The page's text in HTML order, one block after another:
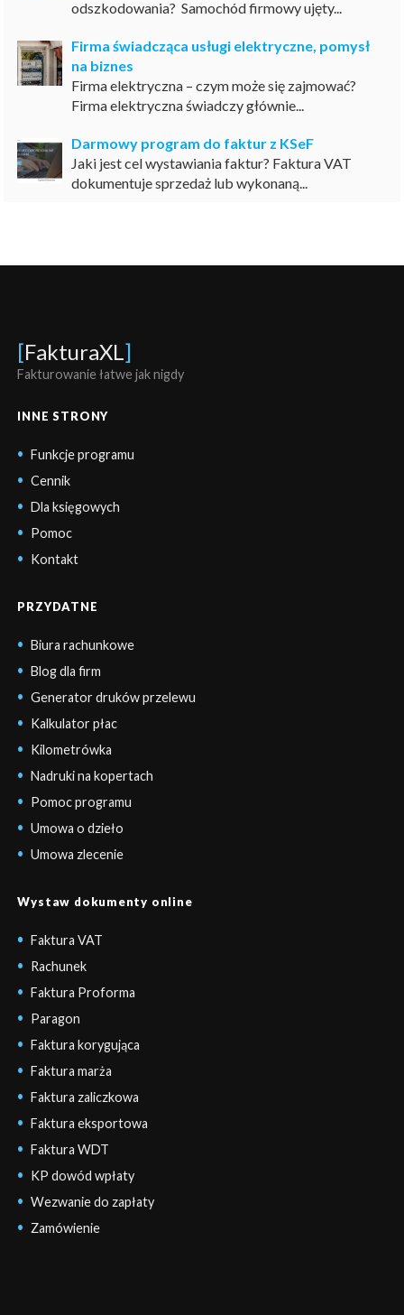
odszkodowania? Samochód firmowy ujęty...
Firma świadcząca usługi elektryczne, pomysł
na biznes
Firma elektryczna – czym może się zajmować?
Firma elektryczna świadczy głównie...
Darmowy program do faktur z KSeF
Jaki jest cel wystawiania faktur? Faktura VAT
dokumentuje sprzedaż lub wykonaną...
[FakturaXL ]
Fakturowanie łatwe jak nigdy
INNE STRONY
Funkcje programu
Cennik
Dla księgowych
Pomoc
Kontakt
PRZYDATNE
Biura rachunkowe
Blog dla firm
Generator druków przelewu
Kalkulator płac
Kilometrówka
Nadruki na kopertach
Pomoc programu
Umowa o dzieło
Umowa zlecenie
Wystaw dokumenty online
Faktura VAT
Rachunek
Faktura Proforma
Paragon
Faktura korygująca
Faktura marża
Faktura zaliczkowa
Faktura eksportowa
Faktura WDT
KP dowód wpłaty
Wezwanie do zapłaty
Zamówienie